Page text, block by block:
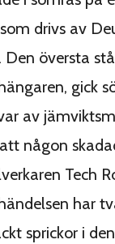
drivs av
Den översta
gick
av
någon
Tech
har
sprickor i